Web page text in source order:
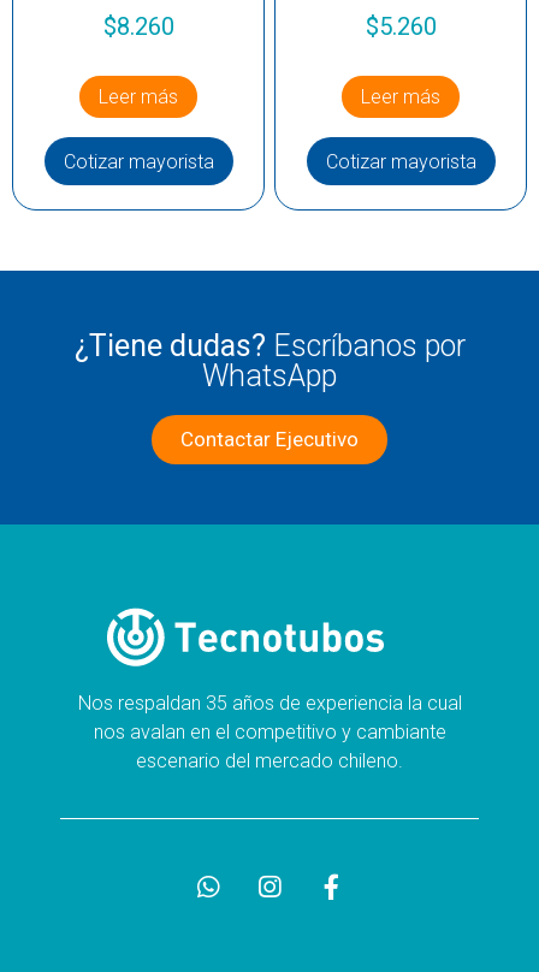
$8.260
Leer más
Cotizar mayorista
$5.260
Leer más
Cotizar mayorista
¿Tiene dudas? Escríbanos por
WhatsApp
Contactar Ejecutivo
Nos respaldan 35 años de experiencia la cual
nos avalan en el competitivo y cambiante
escenario del mercado chileno.